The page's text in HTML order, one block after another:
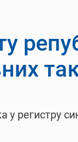
у регистру